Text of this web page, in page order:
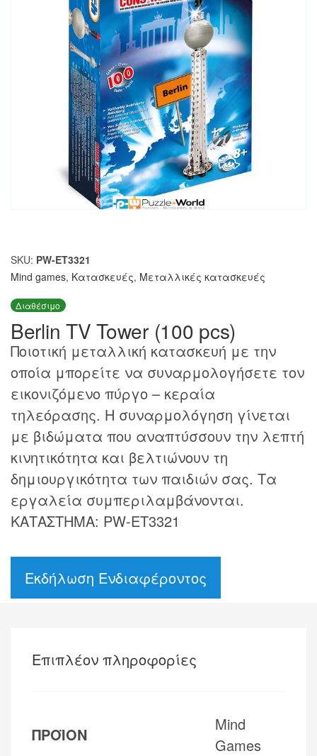
SKU: PW-ET3321
Mind games, Κατασκευές, Μεταλλικές κατασκευές
Διαθέσιμο
Berlin TV Tower (100 pcs)
Ποιοτική μεταλλική κατασκευή με την
οποία μπορείτε να συναρμολογήσετε τον
εικονιζόμενο πύργο – κεραία
τηλεόρασης. Η συναρμολόγηση γίνεται
με βιδώματα που αναπτύσσουν την λεπτή
κινητικότητα και βελτιώνουν τη
δημιουργικότητα των παιδιών σας. Τα
εργαλεία συμπεριλαμβάνονται.
ΚΑΤΑΣΤΗΜΑ: PW-ET3321
Εκδήλωση Ενδιαφέροντος
Επιπλέον πληροφορίες
ΠΡΟΪΟΝ
Mind
Games